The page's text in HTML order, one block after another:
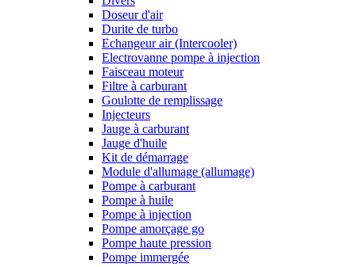
Doseur d'air
Durite de turbo
Echangeur air (Intercooler)
Electrovanne pompe à injection
Faisceau moteur
Filtre à carburant
Goulotte de remplissage
Injecteurs
Jauge à carburant
Jauge d'huile
Kit de démarrage
Module d'allumage (allumage)
Pompe à carburant
Pompe à huile
Pompe à injection
Pompe amorçage go
Pompe haute pression
Pompe immergée